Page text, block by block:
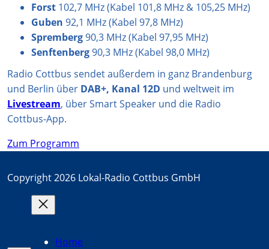
Forst 102,7 MHz (Kabel 101,8 MHz & 105,25 MHz)
Guben 92,1 MHz (Kabel 97,8 MHz)
Spremberg90,3 MHz (Kabel 97,95 MHz)
Senftenberg90,3 MHz (Kabel 98,0 MHz)
Radio Cottbus sendet außerdem in ganz Brandenburg
und Berlin über DAB+, Kanal 12D und weltweit im
Livestream, über Smart Speaker und die Radio
Cottbus-App.
Zum Programm
Copyright 2026 Lokal-Radio Cottbus GmbH
Home